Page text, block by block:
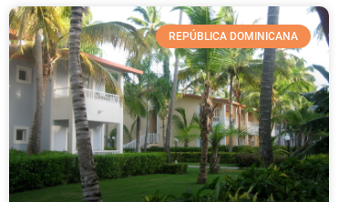
REPÚBLICA DOMINICANA